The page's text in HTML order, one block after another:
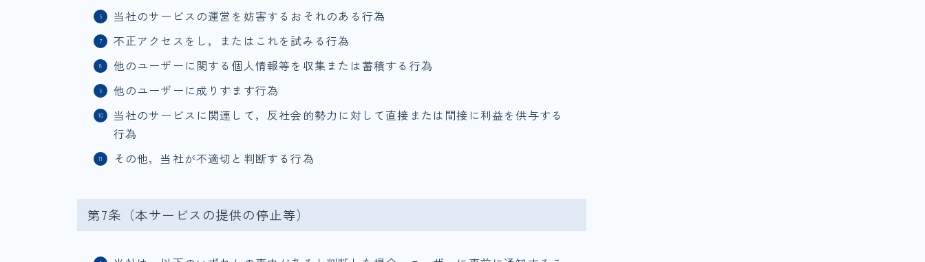
当社のサービスの運営を妨害するおそれのある行為
不正アクセスをし，またはこれを試みる行為
他のユーザーに関する個人情報等を収集または蓄積する行為
他のユーザーに成りすます行為
当社のサービスに関連して，反社会的勢力に対して直接または間接に利益を供与する
行為
その他，当社が不適切と判断する行為
第7条（本サービスの提供の停止等）